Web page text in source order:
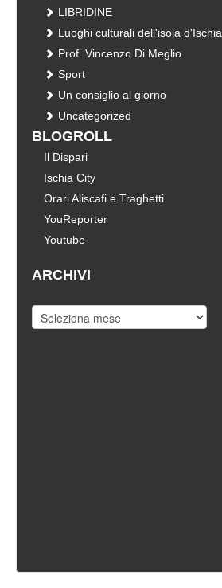
LIBRIDINE
Luoghi culturali dell'isola d'Ischia
Prof. Vincenzo Di Meglio
Sport
Un consiglio al giorno
Uncategorized
BLOGROLL
Il Dispari
Ischia City
Orari Aliscafi e Traghetti
YouReporter
Youtube
ARCHIVI